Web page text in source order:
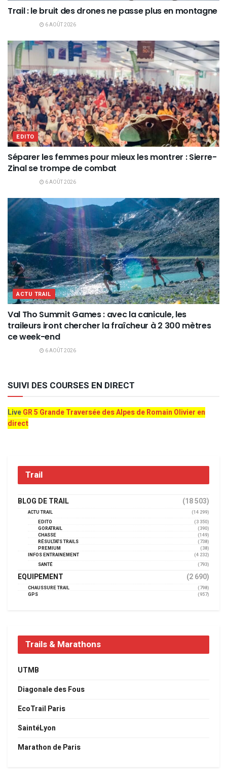
Trail : le bruit des drones ne passe plus en montagne
6 AOÛT 2026
EDITO
Séparer les femmes pour mieux les montrer : Sierre-
Zinal se trompe de combat
6 AOÛT 2026
ACTU TRAIL
Val Tho Summit Games : avec la canicule, les
traileurs iront chercher la fraîcheur à 2 300 mètres
ce week-end
6 AOÛT 2026
SUIVI DES COURSES EN DIRECT
LiveGR 5 Grande Traversée des Alpes de Romain Olivier en
direct
Trail
BLOG DE TRAIL (18 503)
ACTU TRAIL
(14 299)
EDITO
(3 350)
GORATRAIL
(390)
CHASSE
(149)
RÉSULTATS TRAILS
(738)
PREMIUM
(38)
INFOS ENTRAINEMENT
(4 232)
SANTÉ
(793)
EQUIPEMENT (2 690)
CHAUSSURE TRAIL
(798)
GPS
(957)
Trails & Marathons
UTMB
Diagonale des Fous
EcoTrail Paris
SaintéLyon
Marathon de Paris